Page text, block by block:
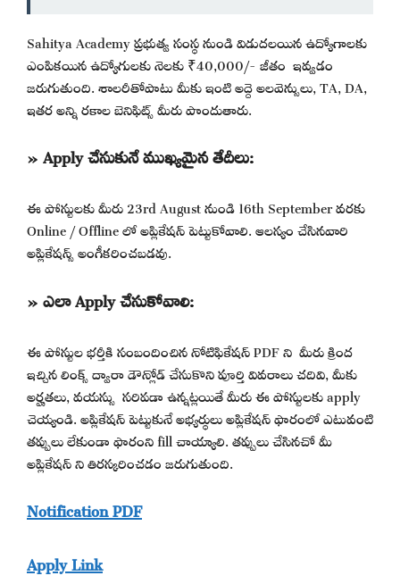
Sahitya Academy ప్రభుత్వ సంస్థ నుండి విడుదలయిన ఉద్యోగాలకు
ఎంపికయిన ఉద్యోగులకు నెలకు ₹40,000/- జీతం ఇవ్వడం
జరుగుతుంది. శాలరీతోపాటు మీకు ఇంటి అద్దె అలవెన్సులు, TA, DA,
ఇతర అన్ని రకాల బెనిఫిట్స్ మీరు పొందుతారు.
» Apply చేసుకునే ముఖ్యమైన తేదీలు:
ఈ పోస్టులకు మీరు 23rd August నుండి 16th September వరకు
Online / Offline లో అప్లికేషన్ పెట్టుకోవాలి. ఆలస్యం చేసినవారి
అప్లికేషన్స్ అంగీకరించబడవు.
» ఎలా Apply చేసుకోవాలి:
ఈ పోస్టుల భర్తీకి సంబందించిన నోటిఫికేషన్ PDF ని మీరు క్రింద
ఇచ్చిన లింక్స్ ద్వారా డౌన్లోడ్ చేసుకొని పూర్తి వివరాలు చదివి, మీకు
అర్హతలు, వయస్సు సరిపడా ఉన్నట్లయితే మీరు ఈ పోస్టులకు apply
చెయ్యండి. అప్లికేషన్ పెట్టుకునే అభ్యర్థులు అప్లికేషన్ ఫారంలో ఎటువంటి
తప్పులు లేకుండా ఫారంని fill చాయ్యాలి. తప్పులు చేసినచో మీ
అప్లికేషన్ ని తిరస్కరించడం జరుగుతుంది.
Notification PDF
Apply Link